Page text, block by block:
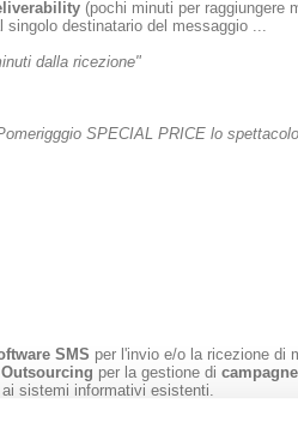
(pochi minuti per raggiungere
singolo destinatario del messaggio ...
dalla ricezione"
SPECIAL PRICE lo
SMS per l'invio e/o la ricezione di
per la gestione di
sistemi informativi esistenti.